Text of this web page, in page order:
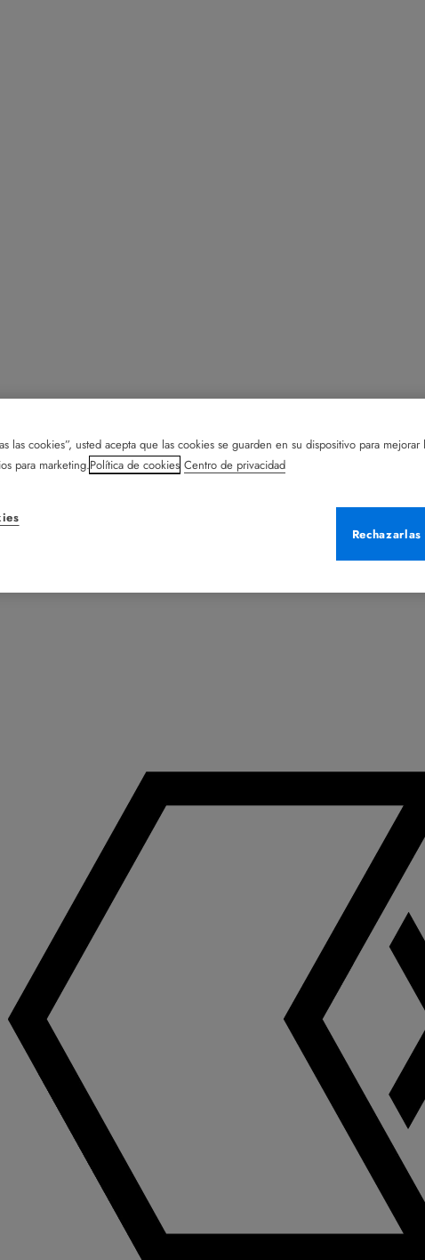
las cookies”, usted acepta que las cookies se guarden en su dispositivo para
para marketing.Política de cookies Centro de privacidad